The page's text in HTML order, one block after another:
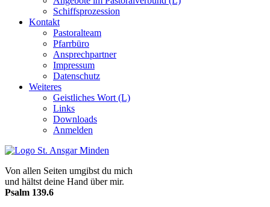
Schiffsprozession
Kontakt
Pastoralteam
Pfarrbüro
Ansprechpartner
Impressum
Datenschutz
Weiteres
Geistliches Wort (L)
Links
Downloads
Anmelden
Von allen Seiten umgibst du mich
und hältst deine Hand über mir.
Psalm 139.6